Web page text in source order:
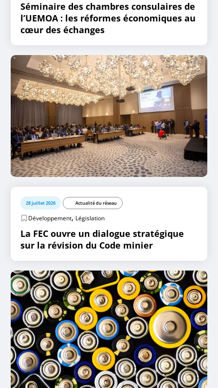
Séminaire des chambres consulaires de
l’UEMOA : les réformes économiques au
cœur des échanges
28 juillet 2026 Actualité du réseau
Développement, Législation
La FEC ouvre un dialogue stratégique
sur la révision du Code minier